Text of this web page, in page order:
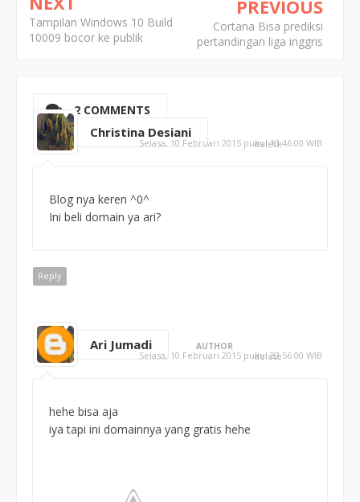
Tampilan Windows 10 Build
10009 bocor ke publik
PREVIOUS
Cortana Bisa prediksi
pertandingan liga inggris
2 COMMENTS
Christina Desiani
Selasa, 10 Februari 2015 pukul 13.46.00 WIB
delete
Blog nya keren ^0^
Ini beli domain ya ari?
Reply
Ari Jumadi AUTHOR
Selasa, 10 Februari 2015 pukul 22.56.00 WIB
delete
hehe bisa aja
iya tapi ini domainnya yang gratis hehe